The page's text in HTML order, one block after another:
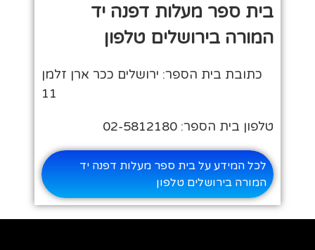
בית ספר מעלות דפנה יד
המורה בירושלים טלפון
כתובת בית הספר: ירושלים ככר ארן זלמן
11
טלפון בית הספר: 02-5812180
לכל המידע על בית ספר מעלות דפנה יד
המורה בירושלים טלפון